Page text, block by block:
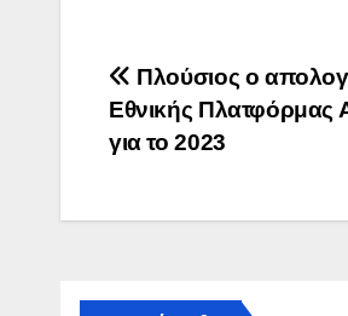
Πλοήγηση
άρθρων
Πλούσιος ο
Εθνικής Πλατφόρμας
για το 2023